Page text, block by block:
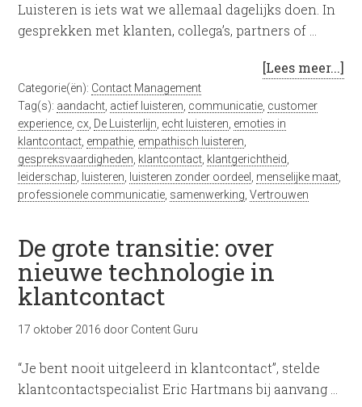
Luisteren is iets wat we allemaal dagelijks doen. In
gesprekken met klanten, collega’s, partners of …
[Lees meer...]
Categorie(ën): Contact Management
Tag(s): aandacht actief luisteren communicatie customer
experience cx De Luisterlijn echt luisteren emoties in
klantcontact empathie empathisch luisteren
gespreksvaardigheden klantcontact klantgerichtheid
leiderschap
luisteren luisteren zonder oordeel menselijke maat
professionele communicatie samenwerking ,Vertrouwen
De grote transitie: over
nieuwe technologie in
klantcontact
17 oktober 2016 door Content Guru
“Je bent nooit uitgeleerd in klantcontact”, stelde
klantcontactspecialist Eric Hartmans bij aanvang …